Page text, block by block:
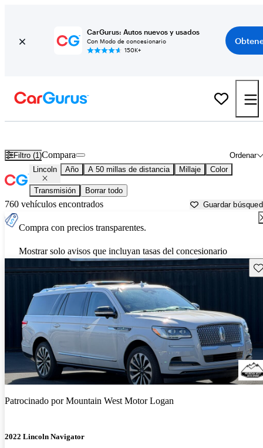
CarGurus: Autos nuevos y usados
Con Modo de concesionario
150K+
Filtro (1) Ordenar
Compara
Lincoln Año A 50 millas de distancia Millaje Color
Transmisión Borrar todo
760 vehículos encontrados Guardar
Compra con precios transparentes.
Mostrar solo avisos que incluyan tasas del concesionario
Patrocinado porMountain West Motor Logan
2022 Lincoln Navigator